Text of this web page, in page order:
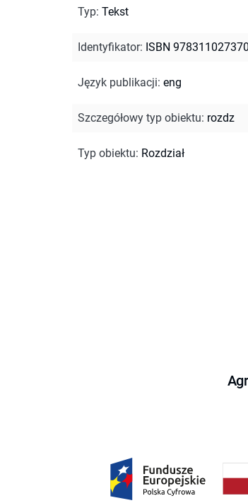
Typ: Tekst
Identyfikator: ISBN
Język publikacji: eng
Szczegółowy typ obiektu: rozdz
Typ obiektu: Rozdział